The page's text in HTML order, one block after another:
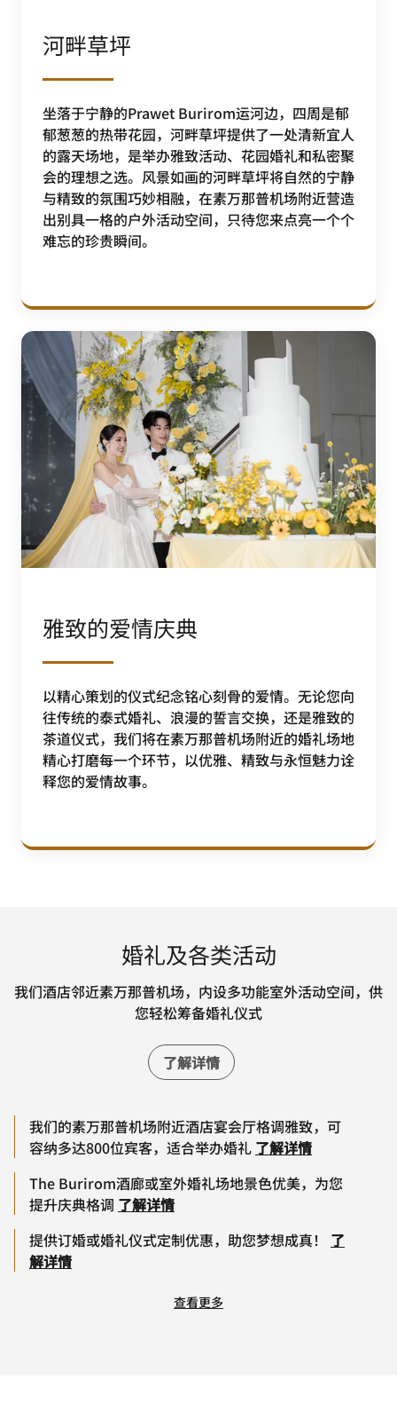
河畔草坪
坐落于宁静的Prawet Burirom运河边，四周是郁
郁葱葱的热带花园，河畔草坪提供了一处清新宜人
的露天场地，是举办雅致活动、花园婚礼和私密聚
会的理想之选。风景如画的河畔草坪将自然的宁静
与精致的氛围巧妙相融，在素万那普机场附近营造
出别具一格的户外活动空间，只待您来点亮一个个
难忘的珍贵瞬间。
雅致的爱情庆典
以精心策划的仪式纪念铭心刻骨的爱情。无论您向
往传统的泰式婚礼、浪漫的誓言交换，还是雅致的
茶道仪式，我们将在素万那普机场附近的婚礼场地
精心打磨每一个环节，以优雅、精致与永恒魅力诠
释您的爱情故事。
婚礼及各类活动
我们酒店邻近素万那普机场，内设多功能室外活动空间，供
您轻松筹备婚礼仪式
了解详情
我们的素万那普机场附近酒店宴会厅格调雅致，可
容纳多达800位宾客，适合举办婚礼 了解详情
The Burirom酒廊或室外婚礼场地景色优美，为您
提升庆典格调 了解详情
提供订婚或婚礼仪式定制优惠，助您梦想成真！
了
解详情
查看更多